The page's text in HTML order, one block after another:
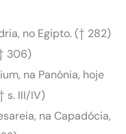
no Egipto. († 282)
306)
na Panónia, hoje
s. III/IV)
na Capadócia,